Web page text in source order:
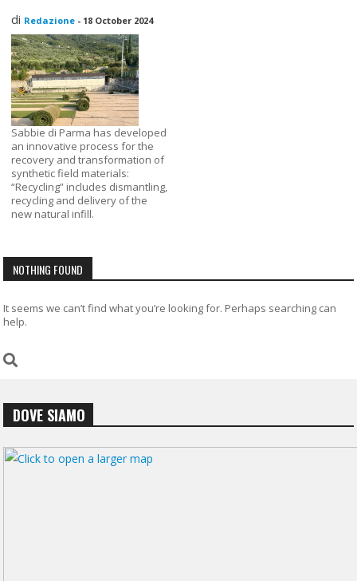
di Redazione - 18 October 2024
Sabbie di Parma has developed
an innovative process for the
recovery and transformation of
synthetic field materials:
“Recycling” includes dismantling,
recycling and delivery of the
new natural infill.
NOTHING FOUND
It seems we can’t find what you’re looking for. Perhaps searching can
help.
DOVE SIAMO